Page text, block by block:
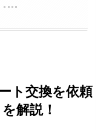
ト交換を依頼
解説！